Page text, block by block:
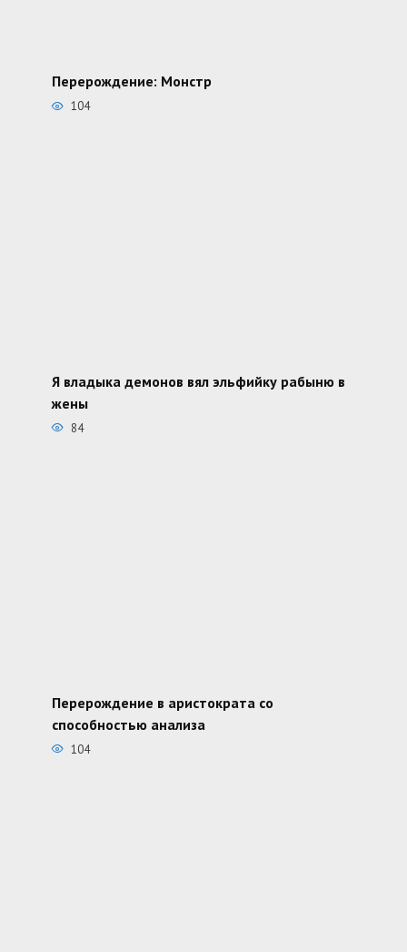
Перерождение: Монстр
104
Я владыка демонов вял эльфийку рабыню в
жены
84
Перерождение в аристократа со
способностью анализа
104